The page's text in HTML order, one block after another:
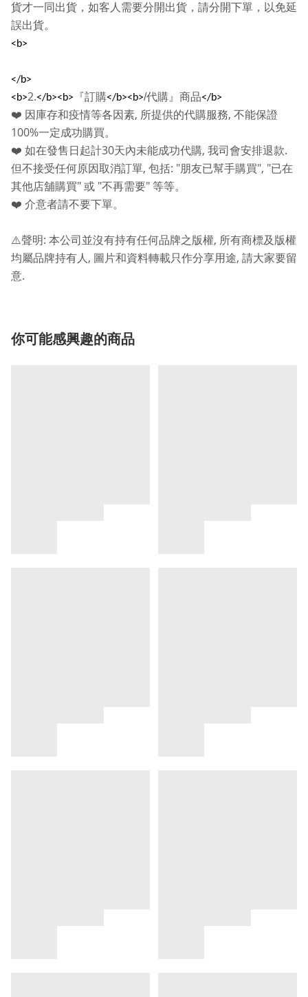
貨才一同出貨，如客人需要分開出貨，請分開下單，以免延
誤出貨。
<b>
</b>
<b>2.</b><b> 『訂購</b><b>/代購』商品</b>
❤️ 因庫存和疫情等各因素, 所提供的代購服務, 不能保證
100%一定成功購買。
❤️ 如在發售日起計30天內未能成功代購, 我司會安排退款.
但不接受任何原因取消訂單, 包括: "朋友已幫手購買", "已在
其他店舖購買" 或 "不再需要" 等等。
❤️ 介意者請不要下單。
⚠️聲明: 本公司並沒有持有任何品牌之版權, 所有商標及版權
均屬品牌持有人 , 圖片和資料轉載只作分享用途, 請大家要留
意.
你可能感興趣的商品